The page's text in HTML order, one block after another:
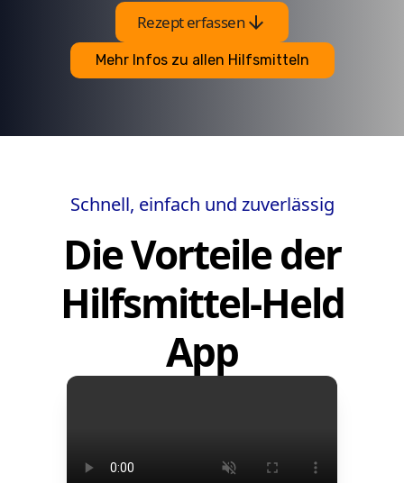
Rezept erfassenarrow_downward
Mehr Infos zu allen Hilfsmitteln
Schnell, einfach und zuverlässig
Die Vorteile der
Hilfsmittel-Held
App